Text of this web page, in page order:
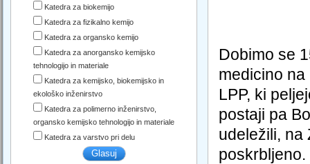
Dobimo se
medicino
LPP, ki
postaji pa
udeležili, na
poskrbljeno.
Katedra za biokemijo
Katedra za fizikalno kemijo
Katedra za organsko kemijo
Katedra za anorgansko kemijsko
tehnologijo in materiale
Katedra za kemijsko, biokemijsko in
ekološko inženirstvo
Katedra za polimerno inženirstvo,
organsko kemijsko tehnologijo in materiale
Katedra za varstvo pri delu